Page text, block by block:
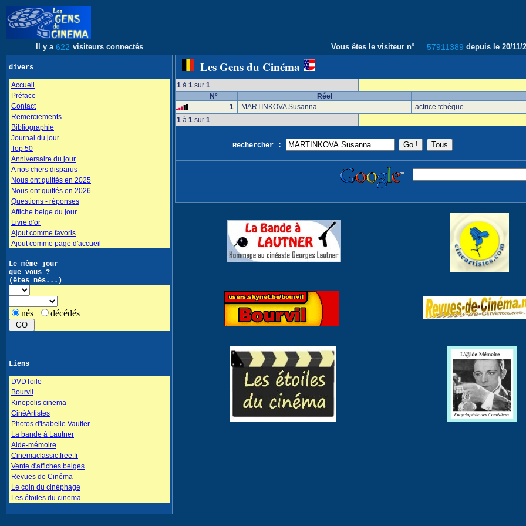
Il y a 622 visiteurs connectés Vous êtes le visiteur n° 57911389 depuis le 20/11/
divers
Accueil
Préface
Contact
Remerciements
Bibliographie
Journal du jour
Top 50
Anniversaire du jour
A nos chers disparus
Nous ont quittés en 2025
Nous ont quittés en 2026
Questions - réponses
Affiche belge du jour
Livre d'or
Ajout comme favoris
Ajout comme page d'accueil
Le même jour
que vous ?
(êtes nés...)
nés décédés
Liens
DVDToile
Bourvil
Kinepolis cinema
CinéArtistes
Photos d'Isabelle Vautier
La bande à Lautner
Aide-mémoire
Cinemaclassic.free.fr
Vente d'affiches belges
Revues de Cinéma
Le coin du cinéphage
Les étoiles du cinema
Les Gens du Cinéma
1 à 1 sur 1
N°
Réel
1. MARTINKOVA Susanna
actrice tchèque
1 à 1 sur 1
Rechercher :